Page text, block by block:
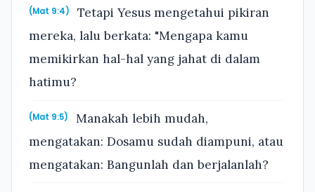
(Mat 9:4)
Tetapi Yesus mengetahui pikiran
mereka, lalu berkata: "Mengapa kamu
memikirkan hal-hal yang jahat di dalam
hatimu?
(Mat 9:5)
Manakah lebih mudah,
mengatakan: Dosamu sudah diampuni, atau
mengatakan: Bangunlah dan berjalanlah?